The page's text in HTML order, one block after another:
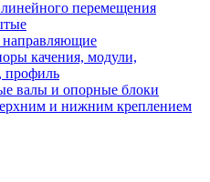
перемещения
качения, модули,
профиль
валы и опорные блоки
и нижним креплением